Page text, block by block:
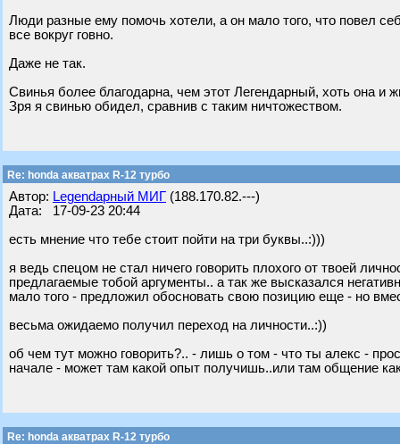
Люди разные ему помочь хотели, а он мало того, что повел
все вокруг говно.
Даже не так.
Свинья более благодарна, чем этот Легендарный, хоть она и
Зря я свинью обидел, сравнив с таким ничтожеством.
Re: honda акватрах R-12 турбо
Автор: Legendарный МИГ (188.170.82.---)
Дата: 17-09-23 20:44
есть мнение что тебе стоит пойти на три буквы..:)))
я ведь спецом не стал ничего говорить плохого от твоей
предлагаемые тобой аргументы.. а так же высказался
мало того - предложил обосновать свою позицию еще - но
весьма ожидаемо получил переход на личности..:))
об чем тут можно говорить?.. - лишь о том - что ты алекс -
начале - может там какой опыт получишь..или там общение
Re: honda акватрах R-12 турбо